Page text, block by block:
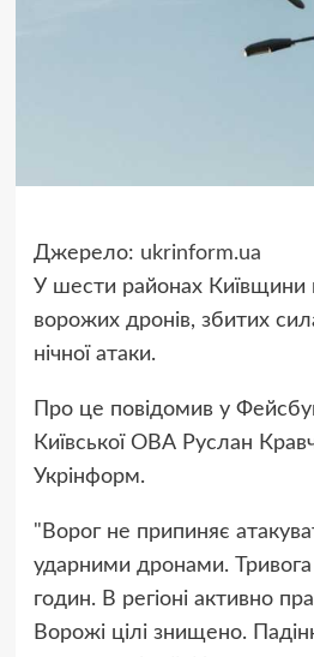
Джерело: ukrinform.ua
У шести районах Київщини
ворожих дронів, збитих
нічної атаки.
Про це повідомив у
Київської ОВА Руслан
Укрінформ.
"Ворог не припиняє
ударними дронами.
годин. В регіоні активно
Ворожі цілі знищено.